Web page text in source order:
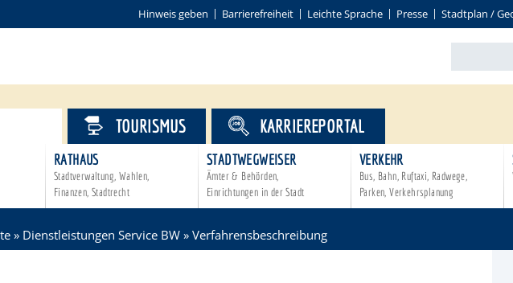
Hinweis geben Barrierefreiheit Leichte Sprache Presse Stadtplan /
RATHAUS
Stadtverwaltung, Wahlen,
Finanzen, Stadtrecht
STADTWEGWEISER
Ämter & Behörden,
Einrichtungen in der Stadt
VERKEHR
Bus, Bahn, Ruftaxi, Radwege,
Parken, Verkehrsplanung
TOURISMUS KARRIEREPORTAL
» Dienstleistungen Service BW » Verfahrensbeschreibung